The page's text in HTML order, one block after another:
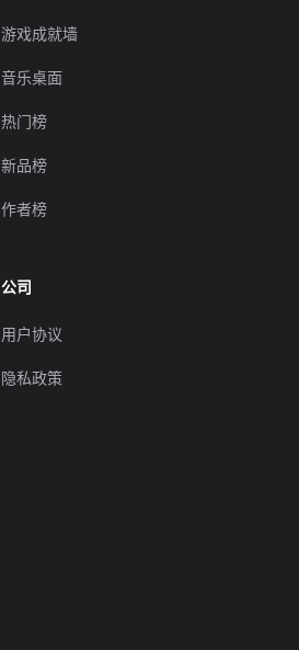
游戏成就墙
音乐桌面
热门榜
新品榜
作者榜
公司
用户协议
隐私政策